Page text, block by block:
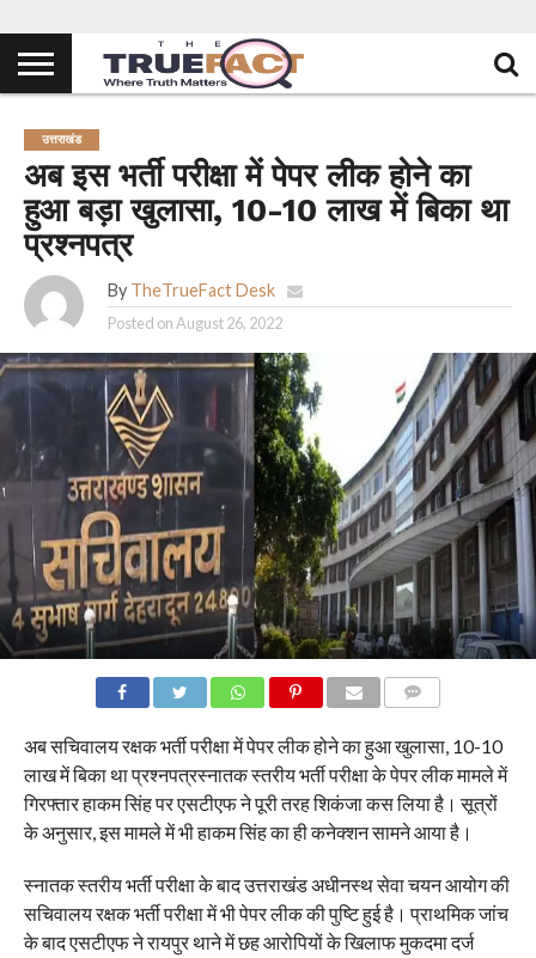
उत्तराखंड
अब इस भर्ती परीक्षा में पेपर लीक होने का
हुआ बड़ा खुलासा, 10-10 लाख में बिका था
प्रश्नपत्र
By TheTrueFact Desk
Posted onAugust 26, 2022
अब सचिवालय रक्षक भर्ती परीक्षा में पेपर लीक होने का हुआ खुलासा, 10-10
लाख में बिका था प्रश्नपत्रस्नातक स्तरीय भर्ती परीक्षा के पेपर लीक मामले में
गिरफ्तार हाकम सिंह पर एसटीएफ ने पूरी तरह शिकंजा कस लिया है। सूत्रों
के अनुसार, इस मामले में भी हाकम सिंह का ही कनेक्शन सामने आया है।
स्नातक स्तरीय भर्ती परीक्षा के बाद उत्तराखंड अधीनस्थ सेवा चयन आयोग की
सचिवालय रक्षक भर्ती परीक्षा में भी पेपर लीक की पुष्टि हुई है। प्राथमिक जांच
के बाद एसटीएफ ने रायपुर थाने में छह आरोपियों के खिलाफ मुकदमा दर्ज